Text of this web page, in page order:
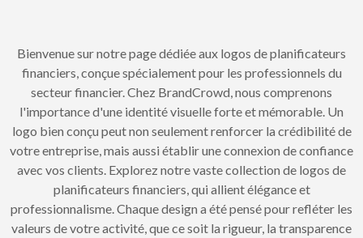
Bienvenue sur notre page dédiée aux logos de planificateurs
financiers, conçue spécialement pour les professionnels du
secteur financier. Chez BrandCrowd, nous comprenons
l'importance d'une identité visuelle forte et mémorable. Un
logo bien conçu peut non seulement renforcer la crédibilité de
votre entreprise, mais aussi établir une connexion de confiance
avec vos clients. Explorez notre vaste collection de logos de
planificateurs financiers, qui allient élégance et
professionnalisme. Chaque design a été pensé pour refléter les
valeurs de votre activité, que ce soit la rigueur, la transparence